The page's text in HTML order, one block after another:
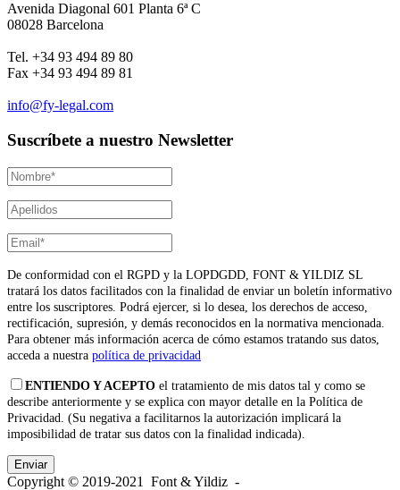
Avenida Diagonal 601 Planta 6ª C
08028 Barcelona
Tel. +34 93 494 89 80
Fax +34 93 494 89 81
info@fy-legal.com
Suscríbete a nuestro Newsletter
De conformidad con el RGPD y la LOPDGDD, FONT & YILDIZ SL
tratará los datos facilitados con la finalidad de enviar un boletín informativo
entre los suscriptores. Podrá ejercer, si lo desea, los derechos de acceso,
rectificación, supresión, y demás reconocidos en la normativa mencionada.
Para obtener más información acerca de cómo estamos tratando sus datos,
acceda a nuestra política de privacidad
ENTIENDO Y ACEPTO el tratamiento de mis datos tal y como se
describe anteriormente y se explica con mayor detalle en la Política de
Privacidad. (Su negativa a facilitarnos la autorización implicará la
imposibilidad de tratar sus datos con la finalidad indicada).
Copyright © 2019-2021 Font & Yildiz -